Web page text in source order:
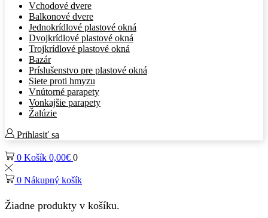
Vchodové dvere
Balkonové dvere
Jednokrídlové plastové okná
Dvojkrídlové plastové okná
Trojkrídlové plastové okná
Bazár
Príslušenstvo pre plastové okná
Siete proti hmyzu
Vnútorné parapety
Vonkajšie parapety
Žalúzie
Prihlasiť sa
0 Košík 0,00€ 0
0 Nákupný košík
Žiadne produkty v košíku.